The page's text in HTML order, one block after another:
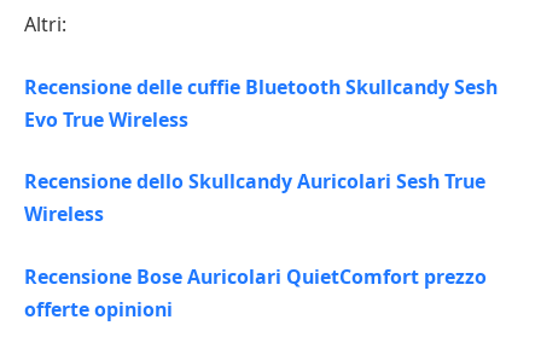
Altri:
Recensione delle cuffie Bluetooth Skullcandy Sesh
Evo True Wireless
Recensione dello Skullcandy Auricolari Sesh True
Wireless
Recensione Bose Auricolari QuietComfort prezzo
offerte opinioni